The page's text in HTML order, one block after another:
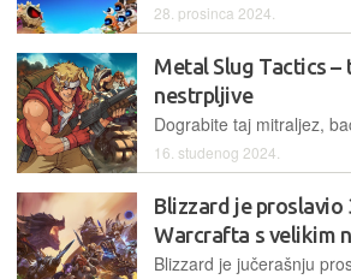
28. prosinca 2024.
Metal Slug Tactics –
nestrpljive
16. studenog 2024.
Blizzard je proslavio
Warcrafta s velikim